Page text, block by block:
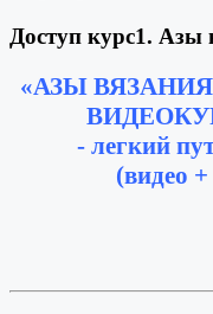
Доступ курс1.
«АЗЫ
- легкий
(видео